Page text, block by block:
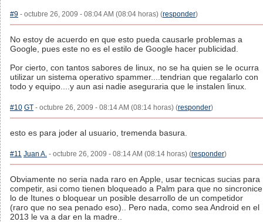
#9 - octubre 26, 2009 - 08:04 AM (08:04 horas) (responder)
No estoy de acuerdo en que esto pueda causarle problemas a
Google, pues este no es el estilo de Google hacer publicidad.
Por cierto, con tantos sabores de linux, no se ha quien se le ocurra
utilizar un sistema operativo spammer....tendrian que regalarlo con
todo y equipo....y aun asi nadie aseguraria que le instalen linux.
#10 GT - octubre 26, 2009 - 08:14 AM (08:14 horas) (responder)
esto es para joder al usuario, tremenda basura.
#11 Juan A. - octubre 26, 2009 - 08:14 AM (08:14 horas) (responder)
Obviamente no seria nada raro en Apple, usar tecnicas sucias para
competir, asi como tienen bloqueado a Palm para que no sincronice
lo de Itunes o bloquear un posible desarrollo de un competidor
(raro que no sea penado eso).. Pero nada, como sea Android en el
2013 le va a dar en la madre..